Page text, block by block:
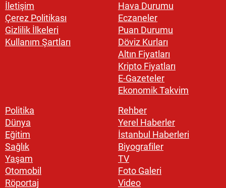
İletişim
Çerez Politikası
Gizlilik İlkeleri
Kullanım Şartları
Hava Durumu
Eczaneler
Puan Durumu
Döviz Kurları
Altın Fiyatları
Kripto Fiyatları
E-Gazeteler
Ekonomik Takvim
Politika
Dünya
Eğitim
Sağlık
Yaşam
Otomobil
Röportaj
Rehber
Yerel Haberler
İstanbul Haberleri
Biyografiler
TV
Foto Galeri
Video